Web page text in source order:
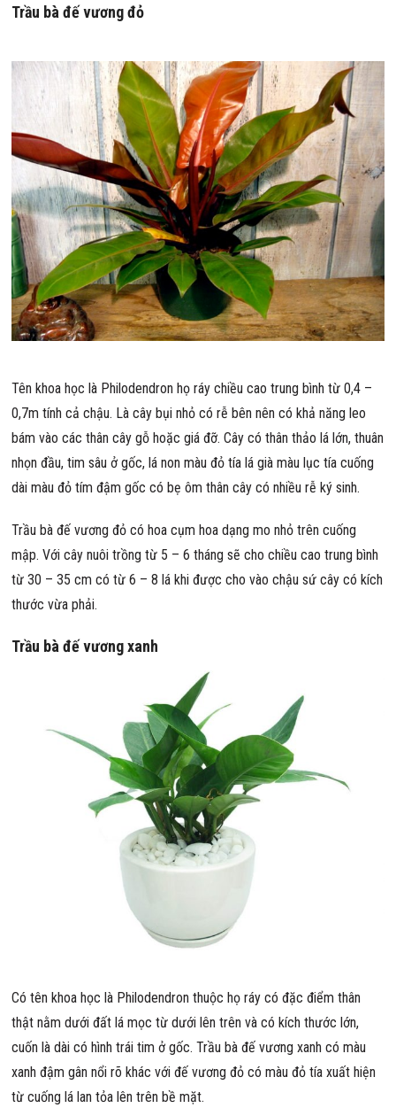
Trầu bà đế vương đỏ
Tên khoa học là Philodendron họ ráy chiều cao trung bình từ 0,4 –
0,7m tính cả chậu. Là cây bụi nhỏ có rễ bên nên có khả năng leo
bám vào các thân cây gỗ hoặc giá đỡ. Cây có thân thảo lá lớn, thuân
nhọn đầu, tim sâu ở gốc, lá non màu đỏ tía lá già màu lục tía cuống
dài màu đỏ tím đậm gốc có bẹ ôm thân cây có nhiều rễ ký sinh.
Trầu bà đế vương đỏ có hoa cụm hoa dạng mo nhỏ trên cuống
mập. Với cây nuôi trồng từ 5 – 6 tháng sẽ cho chiều cao trung bình
từ 30 – 35 cm có từ 6 – 8 lá khi được cho vào chậu sứ cây có kích
thước vừa phải.
Trầu bà đế vương xanh
Có tên khoa học là Philodendron thuộc họ ráy có đặc điểm thân
thật nằm dưới đất lá mọc từ dưới lên trên và có kích thước lớn,
cuốn là dài có hình trái tim ở gốc. Trầu bà đế vương xanh có màu
xanh đậm gân nổi rõ khác với đế vương đỏ có màu đỏ tía xuất hiện
từ cuống lá lan tỏa lên trên bề mặt.